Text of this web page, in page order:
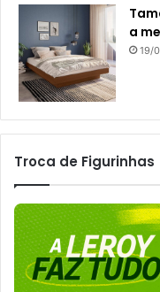
a
19/
Troca de Figurinhas